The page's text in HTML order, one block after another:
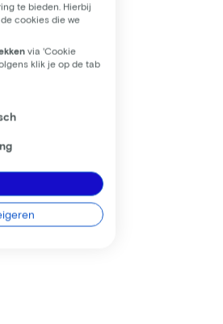
te bieden. Hierbij
de cookies die we
via 'Cookie
klik je op de tab